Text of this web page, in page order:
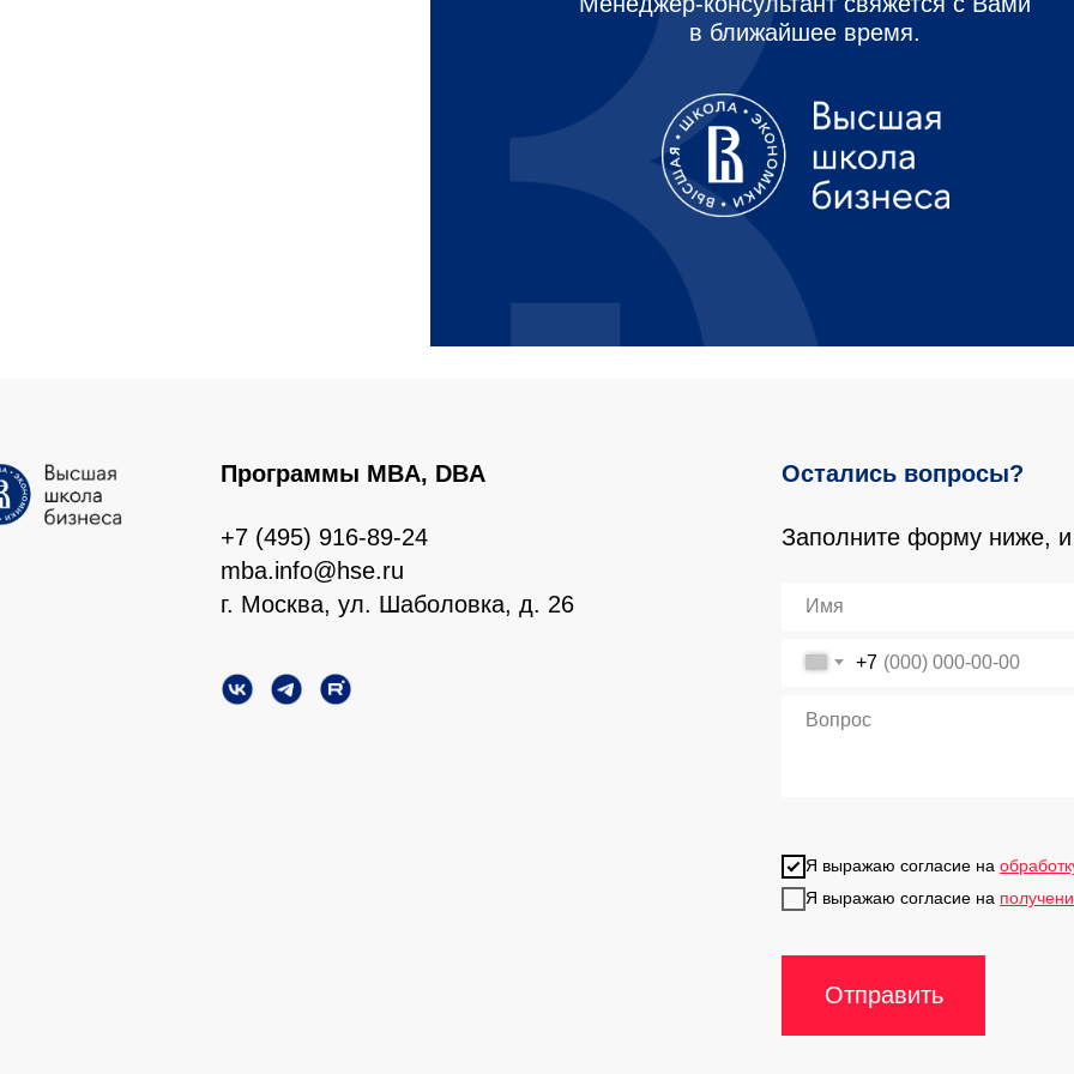
в ближайшее время.
+7 (495) 916-89-24
Программы MBA, DBA
Заполните форму ниже,
Остались вопросы?
+7
Я выражаю согласие на
Я выражаю согласие на
Отправить
mba.info@hse.ru
г. Москва, ул. Шаболовка, д. 26